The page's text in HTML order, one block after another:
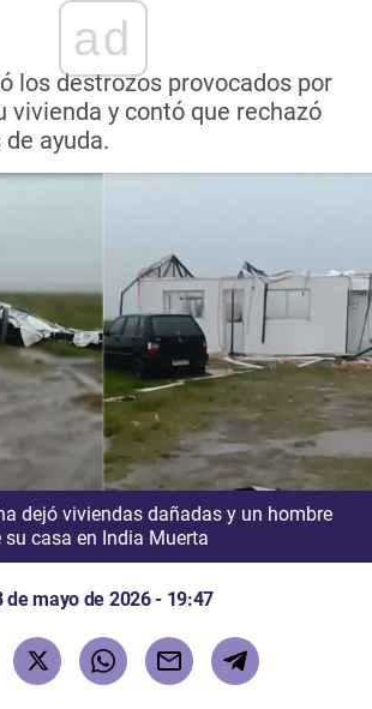
ad
los destrozos provocados por
vivienda y contó que rechazó
ayuda.
dejó viviendas dañadas y un hombre
su casa en India Muerta
de mayo de 2026 - 19:47